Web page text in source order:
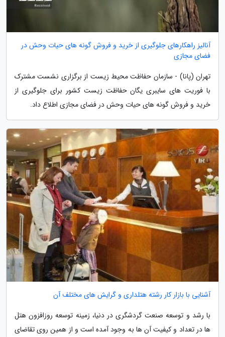
آنالیز راهکارهای جلوگیری از خرید و فروش گونه های حیات وحش در
فضای مجازی
تهران (پانا) - سازمان حفاظت محیط زیست از برگزاری نشست مشترک
با فوریت های سایبری یگان حفاظت زیست کشور برای جلوگیری از
خرید و فروش گونه های حیات وحش در فضای مجازی اطلاع داد.
آشنایی با بازار کار رشته هتلداری و گرایش های مختلف آن
با رشد و توسعه صنعت گردشگری در دنیا، زمینه توسعه روزافزون هتل
ها در تعداد و کیفیت آن ها به وجود آمده است و از همین روی تقاضای